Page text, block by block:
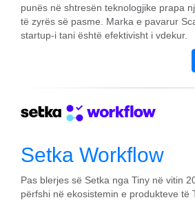
punës në shtresën teknologjike prapa
të zyrës së pasme. Marka e pavarur
startup-i tani është efektivisht i vdekur.
Setka Workflow
Pas blerjes së Setka nga Tiny në vitin
përfshi në ekosistemin e produkteve të